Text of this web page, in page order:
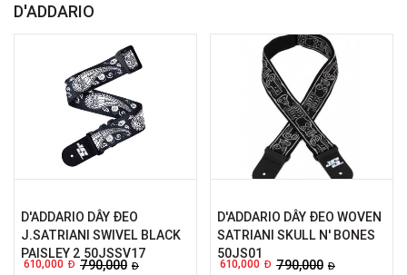
D'ADDARIO
D'ADDARIO DÂY ĐEO
J.SATRIANI SWIVEL BLACK
PAISLEY 2 50JSSV17
610,000 Đ 790,000 Đ
D'ADDARIO DÂY ĐEO WOVEN
SATRIANI SKULL N' BONES
50JS01
610,000 Đ 790,000 Đ